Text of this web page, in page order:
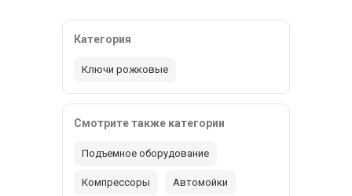
Категория
Ключи рожковые
Смотрите также категории
Подъемное оборудование
Компрессоры Автомойки